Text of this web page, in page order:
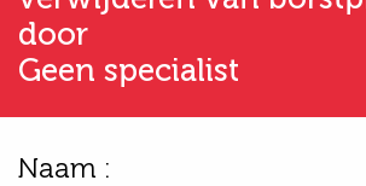
door
Geen specialist
Naam :